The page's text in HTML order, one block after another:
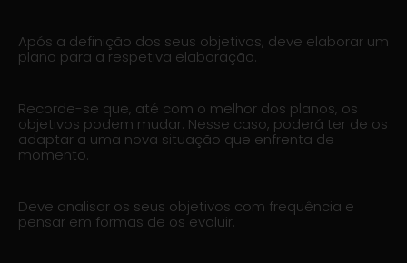
Após a definição dos seus objetivos, deve elaborar um
plano para a respetiva elaboração.
Recorde-se que, até com o melhor dos planos, os
objetivos podem mudar. Nesse caso, poderá ter de os
adaptar a uma nova situação que enfrenta de
momento.
Deve analisar os seus objetivos com frequência e
pensar em formas de os evoluir.